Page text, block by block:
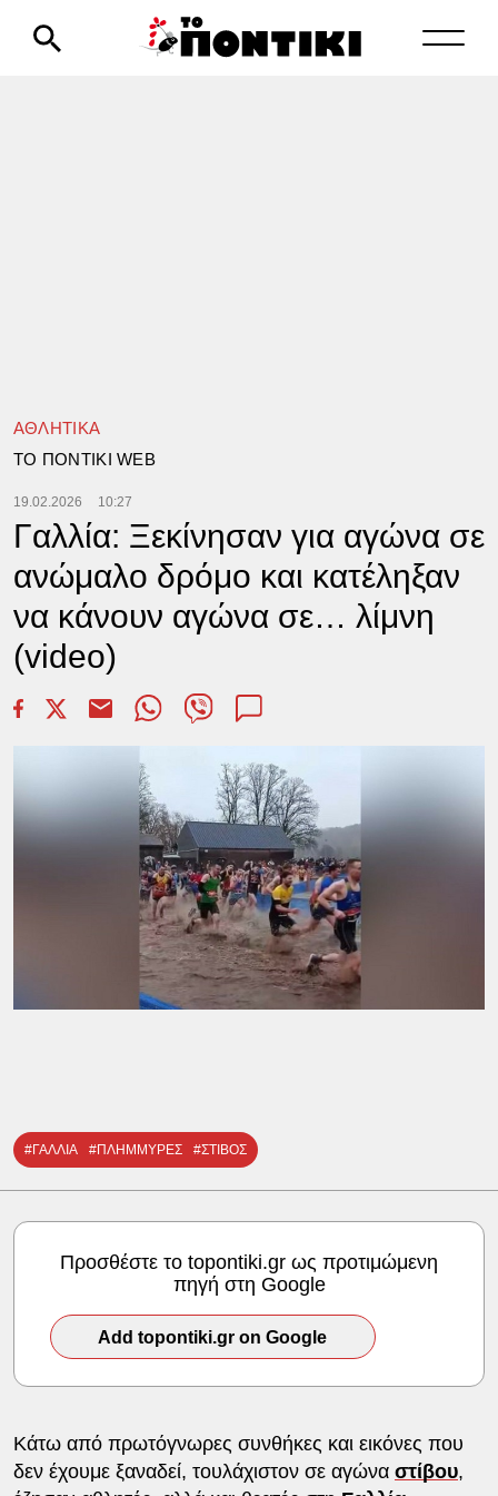
ΑΘΛΗΤΙΚΑ
TΟ ΠΟΝΤΙΚΙ WEB
19.02.2026 10:27
Γαλλία: Ξεκίνησαν για αγώνα σε
ανώμαλο δρόμο και κατέληξαν
να κάνουν αγώνα σε… λίμνη
(video)
#ΓΑΛΛΙΑ #ΠΛΗΜΜΥΡΕΣ #ΣΤΙΒΟΣ
Προσθέστε το topontiki.gr ως προτιμώμενη
πηγή στη Google
Add topontiki.gr on Google
Κάτω από πρωτόγνωρες συνθήκες και εικόνες που
δεν έχουμε ξαναδεί, τουλάχιστον σε αγώνα στίβου,